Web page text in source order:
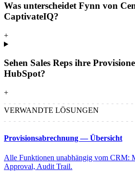
Was unterscheidet Fynn von
CaptivateIQ?
+
Sehen Sales Reps ihre
HubSpot?
+
VERWANDTE LÖSUNGEN
Provisionsabrechnung — Übersicht
Alle Funktionen unabhängig vom CRM:
Approval, Audit Trail.